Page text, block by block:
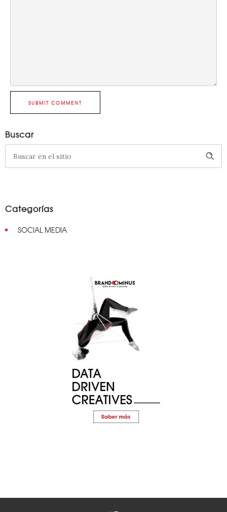
SUBMIT COMMENT
Buscar
Categorías
SOCIAL MEDIA